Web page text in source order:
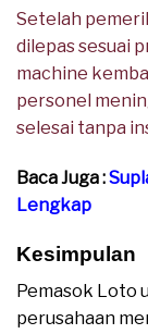
Setelah
dilepas sesuai
machine
personel
selesai tanpa
Baca Juga :
Lengkap
Kesimpulan
Pemasok Loto
perusahaan